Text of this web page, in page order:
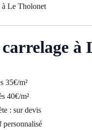
à Le Tholonet
à
35€/m²
40€/m²
: sur devis
personnalisé